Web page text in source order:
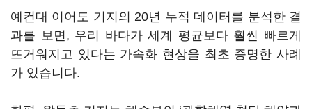
예컨대 이어도 기지의 20년 누적 데이터를 분석한 결
과를 보면, 우리 바다가 세계 평균보다 훨씬 빠르게
뜨거워지고 있다는 가속화 현상을 최초 증명한 사례
가 있습니다.